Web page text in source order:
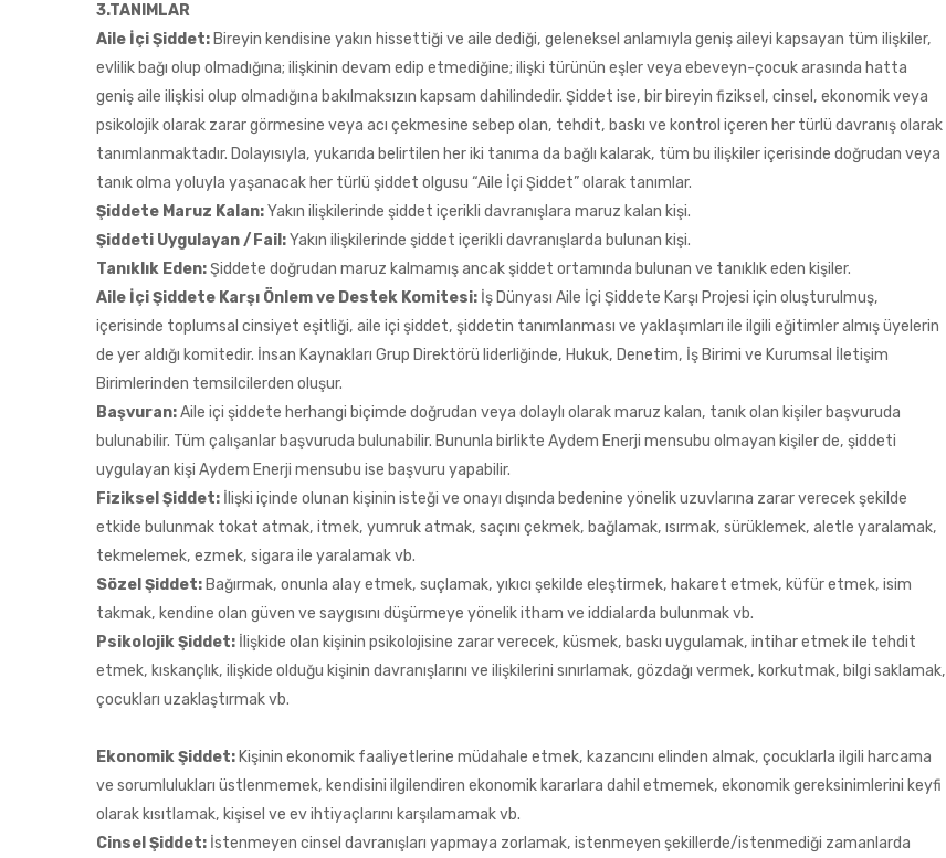
3.TANIMLAR
Aile İçi Şiddet: Bireyin kendisine yakın hissettiği ve aile dediği, geleneksel anlamıyla geniş aileyi kapsayan tüm ilişkiler,
evlilik bağı olup olmadığına; ilişkinin devam edip etmediğine; ilişki türünün eşler veya ebeveyn-çocuk arasında hatta
geniş aile ilişkisi olup olmadığına bakılmaksızın kapsam dahilindedir. Şiddet ise, bir bireyin fiziksel, cinsel, ekonomik veya
psikolojik olarak zarar görmesine veya acı çekmesine sebep olan, tehdit, baskı ve kontrol içeren her türlü davranış olarak
tanımlanmaktadır. Dolayısıyla, yukarıda belirtilen her iki tanıma da bağlı kalarak, tüm bu ilişkiler içerisinde doğrudan veya
tanık olma yoluyla yaşanacak her türlü şiddet olgusu “Aile İçi Şiddet” olarak tanımlar.
Şiddete Maruz Kalan:Yakın ilişkilerinde şiddet içerikli davranışlara maruz kalan kişi.
Şiddeti Uygulayan /Fail:Yakın ilişkilerinde şiddet içerikli davranışlarda bulunan kişi.
Tanıklık Eden:Şiddete doğrudan maruz kalmamış ancak şiddet ortamında bulunan ve tanıklık eden kişiler.
Aile İçi Şiddete Karşı Önlem ve Destek Komitesi: İş Dünyası Aile İçi Şiddete Karşı Projesi için oluşturulmuş,
içerisinde toplumsal cinsiyet eşitliği, aile içi şiddet, şiddetin tanımlanması ve yaklaşımları ile ilgili eğitimler almış üyelerin
de yer aldığı komitedir. İnsan Kaynakları Grup Direktörü liderliğinde, Hukuk, Denetim, İş Birimi ve Kurumsal İletişim
Birimlerinden temsilcilerden oluşur.
Başvuran:Aile içi şiddete herhangi biçimde doğrudan veya dolaylı olarak maruz kalan, tanık olan kişiler başvuruda
bulunabilir. Tüm çalışanlar başvuruda bulunabilir. Bununla birlikte Aydem Enerji mensubu olmayan kişiler de, şiddeti
uygulayan kişi Aydem Enerji mensubu ise başvuru yapabilir.
Fiziksel Şiddet: İlişki içinde olunan kişinin isteği ve onayı dışında bedenine yönelik uzuvlarına zarar verecek şekilde
etkide bulunmak tokat atmak, itmek, yumruk atmak, saçını çekmek, bağlamak, ısırmak, sürüklemek, aletle yaralamak,
tekmelemek, ezmek, sigara ile yaralamak vb.
Sözel Şiddet: Bağırmak, onunla alay etmek, suçlamak, yıkıcı şekilde eleştirmek, hakaret etmek, küfür etmek, isim
takmak, kendine olan güven ve saygısını düşürmeye yönelik itham ve iddialarda bulunmak vb.
Psikolojik Şiddet: İlişkide olan kişinin psikolojisine zarar verecek, küsmek, baskı uygulamak, intihar etmek ile tehdit
etmek, kıskançlık, ilişkide olduğu kişinin davranışlarını ve ilişkilerini sınırlamak, gözdağı vermek, korkutmak, bilgi saklamak,
çocukları uzaklaştırmak vb.
Ekonomik Şiddet: Kişinin ekonomik faaliyetlerine müdahale etmek, kazancını elinden almak, çocuklarla ilgili harcama
ve sorumlulukları üstlenmemek, kendisini ilgilendiren ekonomik kararlara dahil etmemek, ekonomik gereksinimlerini keyfi
olarak kısıtlamak, kişisel ve ev ihtiyaçlarını karşılamamak vb.
Cinsel Şiddet: İstenmeyen cinsel davranışları yapmaya zorlamak, istenmeyen şekillerde/istenmediği zamanlarda